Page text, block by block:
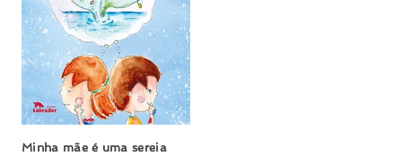
Minha mãe é uma sereia